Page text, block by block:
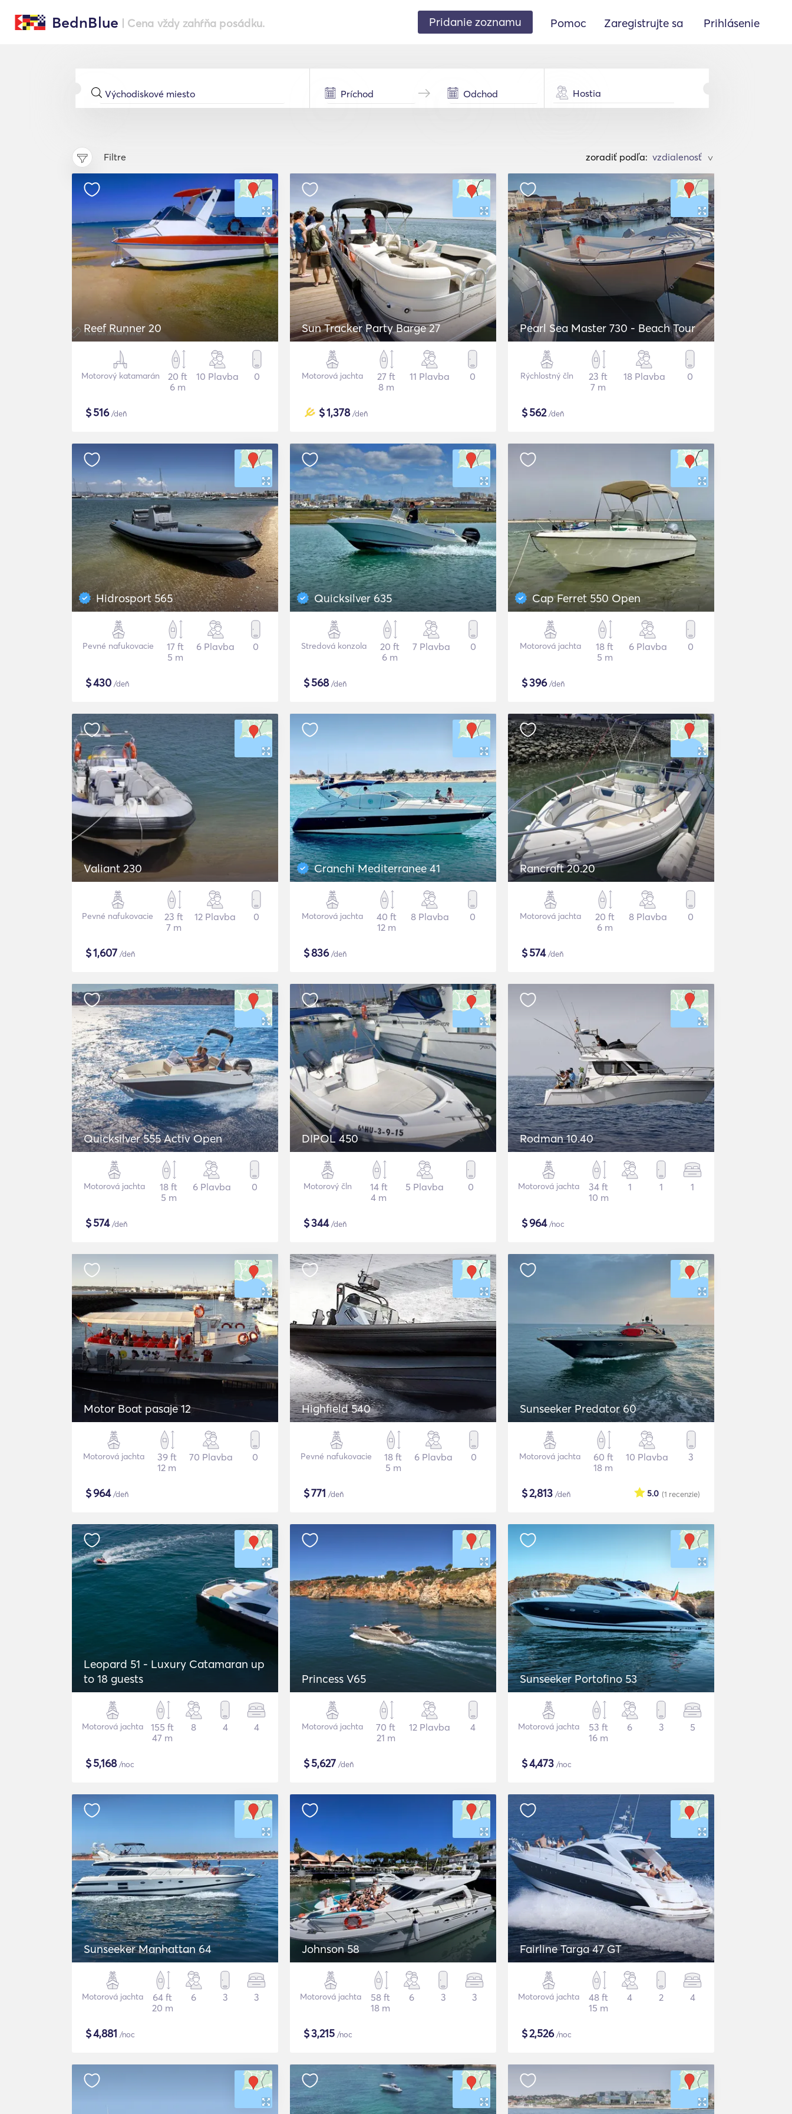
BednBlue | Cena vždy zahŕňa posádku. Pridanie zoznamu Pomoc Zaregistrujte sa Prihlásenie
Hostia
Filtre zoradiť podľa: >
Reef Runner 20
Motorový katamarán
20 ft
6 m
10 Plavba 0
$516/deň
Sun Tracker Party Barge 27
Motorová jachta
27 ft
8 m
11 Plavba 0
$1,378/deň
Pearl Sea Master 730 - Beach Tour
Rýchlostný čln
23 ft
7 m
18 Plavba 0
$562/deň
Hidrosport 565
Pevné nafukovacie
17 ft
5 m
6 Plavba 0
$430 /deň
Quicksilver 635
Stredová konzola
20 ft
6 m
7 Plavba 0
$568/deň
Cap Ferret 550 Open
Motorová jachta
18 ft
5 m
6 Plavba 0
$396/deň
Valiant 230
Pevné nafukovacie
23 ft
7 m
12 Plavba 0
$1,607 /deň
Cranchi Mediterranee 41
Motorová jachta
40 ft
12 m
8 Plavba 0
$836/deň
Rancraft 20.20
Motorová jachta
20 ft
6 m
8 Plavba 0
$574/deň
Quicksilver 555 Activ Open
Motorová jachta
18 ft
5 m
6 Plavba 0
$574/deň
DIPOL 450
Motorový čln
14 ft
4 m
5 Plavba 0
$344/deň
Rodman 10.40
Motorová jachta
34 ft
10 m
1 1 1
$964/noc
Motor Boat pasaje 12
Motorová jachta
39 ft
12 m
70 Plavba 0
$964/deň
Highfield 540
Pevné nafukovacie
18 ft
5 m
6 Plavba 0
$771 /deň
Sunseeker Predator 60
Motorová jachta
60 ft
18 m
10 Plavba 3
$2,813 /deň (1 recenzie)
5.0
Leopard 51 - Luxury Catamaran up
to 18 guests
Motorová jachta
155 ft
47 m
8 4 4
$5,168/noc
Princess V65
Motorová jachta
70 ft
21 m
12 Plavba 4
$5,627 /deň
Sunseeker Portofino 53
Motorová jachta
53 ft
16 m
6 3 5
$4,473 /noc
Sunseeker Manhattan 64
Motorová jachta
64 ft
20 m
6 3 3
$4,881 /noc
Johnson 58
Motorová jachta
58 ft
18 m
6 3 3
$3,215 /noc
Fairline Targa 47 GT
Motorová jachta
48 ft
15 m
4 2 4
$2,526/noc